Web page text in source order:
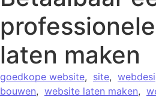
laten maken
goedkope website, site,
bouwen, website laten maken,